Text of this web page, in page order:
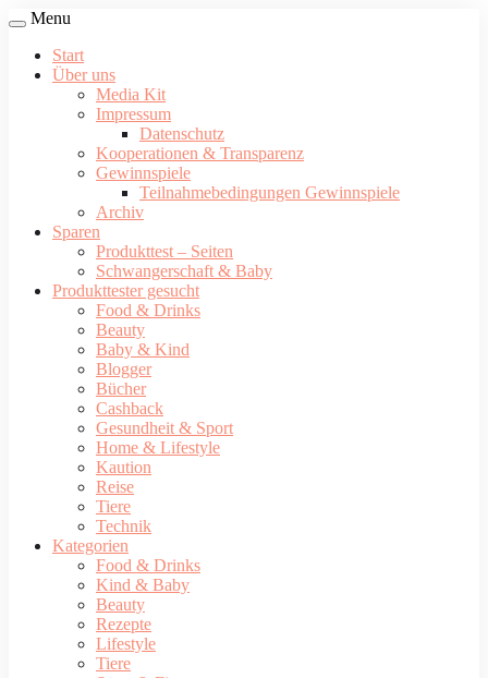
Menu
Start
Über uns
Media Kit
Impressum
Datenschutz
Kooperationen & Transparenz
Gewinnspiele
Teilnahmebedingungen Gewinnspiele
Archiv
Sparen
Produkttest – Seiten
Schwangerschaft & Baby
Produkttester gesucht
Food & Drinks
Beauty
Baby & Kind
Blogger
Bücher
Cashback
Gesundheit & Sport
Home & Lifestyle
Kaution
Reise
Tiere
Technik
Kategorien
Food & Drinks
Kind & Baby
Beauty
Rezepte
Lifestyle
Tiere